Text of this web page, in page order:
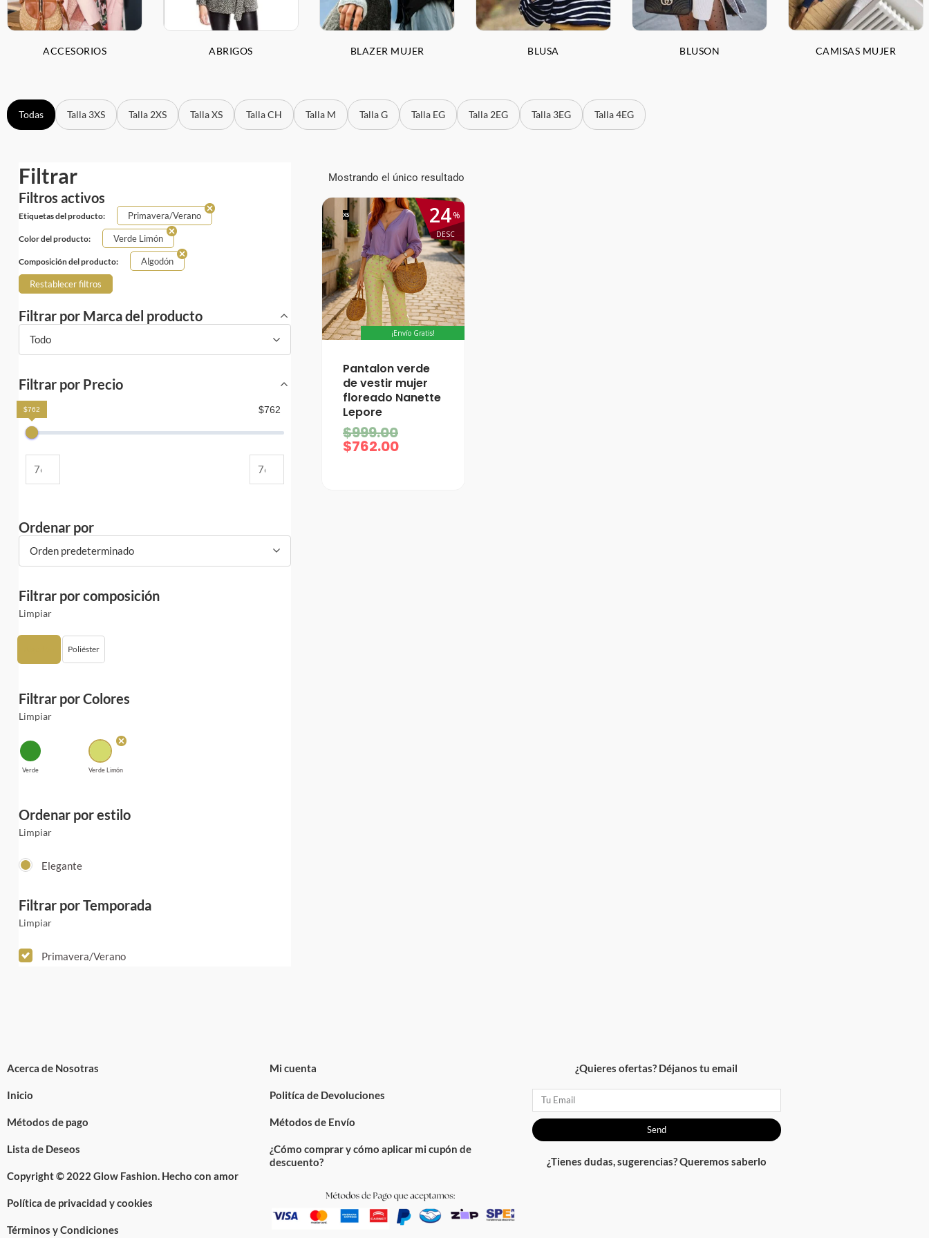
ACCESORIOS ABRIGOS BLAZER MUJER BLUSA BLUSON CAMISAS MUJER
Todas Talla 3XS Talla 2XS Talla XS Talla CH Talla M Talla G Talla EG Talla 2EG Talla 3EG Talla 4EG
Filtrar
Filtros activos
Etiquetas del producto: Primavera/Verano
Color del producto: Verde Limón
Composición del producto: Algodón
Restablecer filtros
Filtrar por Marca del producto
Todo
Filtrar por Precio
$762
$762
Ordenar por
Orden predeterminado
Filtrar por composición
Limpiar
Poliéster
Filtrar por Colores
Limpiar
Verde Verde Limón
Ordenar por estilo
Limpiar
Elegante
Filtrar por Temporada
Limpiar
Primavera/Verano
Mostrando el único resultado
XS %
DESC
24
¡Envío Gratis!
Pantalon verde
de vestir mujer
floreado Nanette
Lepore
$999.00
El
precio
original
$762.00
El
precio
actual
Acerca de Nosotras
Inicio
Métodos de pago
Lista de Deseos
Copyright © 2022 Glow Fashion. Hecho con amor
Política de privacidad y cookies
Términos y Condiciones
Mi cuenta
Politíca de Devoluciones
Métodos de Envío
¿Cómo comprar y cómo aplicar mi cupón de
descuento?
¿Quieres ofertas? Déjanos tu email
Email
Send
¿Tienes dudas, sugerencias? Queremos saberlo